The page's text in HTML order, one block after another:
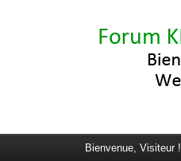
Bienvenue, Visiteur !